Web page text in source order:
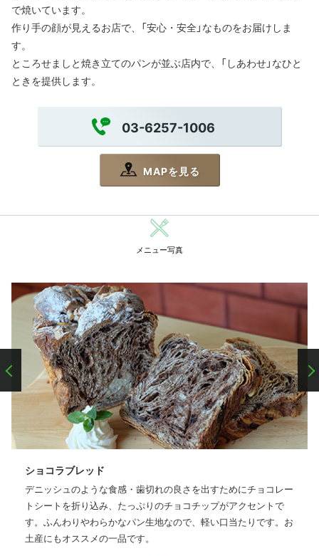
で焼いています。
作り手の顔が見えるお店で、「安心・安全」なものをお届けしま
す。
ところせましと焼き立てのパンが並ぶ店内で、「しあわせ」なひと
ときを提供します。
03-6257-1006
MAPを見る
メニュー写真
ショコラブレッド
デニッシュのような食感・歯切れの良さを出すためにチョコレー
トシートを折り込み、たっぷりのチョコチップがアクセントで
す。ふんわりやわらかなパン生地なので、軽い口当たりです。お
土産にもオススメの一品です。